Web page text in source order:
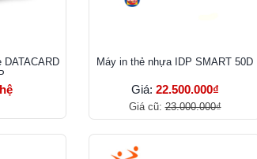
DATACARD
Máy in thẻ nhựa IDP SMART 50D
Giá: 22.500.000₫
Giá cũ:23.000.000₫